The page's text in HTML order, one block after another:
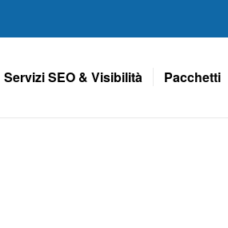
Servizi SEO & Visibilità Pacchetti